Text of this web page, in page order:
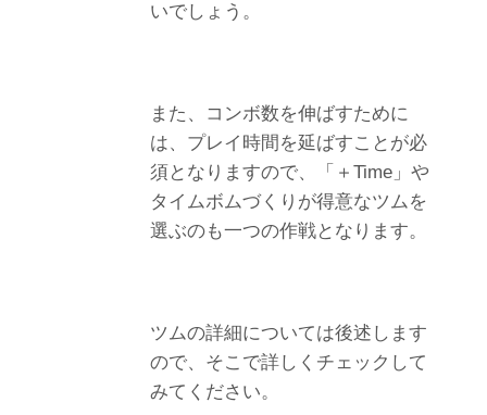
いでしょう。
また、コンボ数を伸ばすために
は、プレイ時間を延ばすことが必
須となりますので、「＋Time」や
タイムボムづくりが得意なツムを
選ぶのも一つの作戦となります。
ツムの詳細については後述します
ので、そこで詳しくチェックして
みてください。